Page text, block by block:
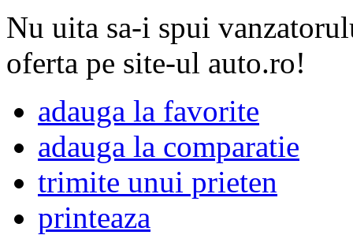
Nu uita sa-i spui
oferta pe site-ul auto.ro!
adauga la favorite
adauga la comparatie
trimite unui prieten
printeaza